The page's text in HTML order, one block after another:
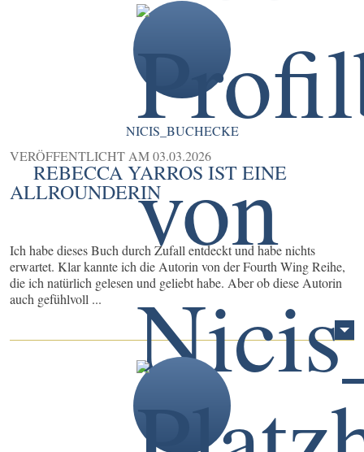
NICIS_BUCHECKE
VERÖFFENTLICHT AM03.03.2026
REBECCA YARROS IST EINE
ALLROUNDERIN
Ich habe dieses Buch durch Zufall entdeckt und habe nichts
erwartet. Klar kannte ich die Autorin von der Fourth Wing Reihe,
die ich natürlich gelesen und geliebt habe. Aber ob diese Autorin
auch gefühlvoll ...